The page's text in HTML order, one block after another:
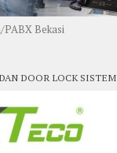
Bekasi
DOOR LOCK SISTEM